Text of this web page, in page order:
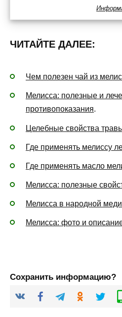
ЧИТАЙТЕ ДАЛЕЕ:
Чем полезен чай из
Мелисса: полезные и
противопоказания.
Целебные свойства
Где применять мелиссу
Где применять масло
Мелисса: полезные
Мелисса в народной
Мелисса: фото и
Сохранить информацию?